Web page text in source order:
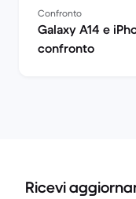
Confronto
Galaxy A14 e
confronto
Ricevi